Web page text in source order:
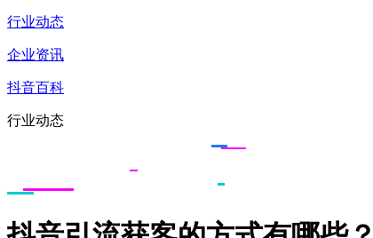
行业动态
企业资讯
抖音百科
行业动态